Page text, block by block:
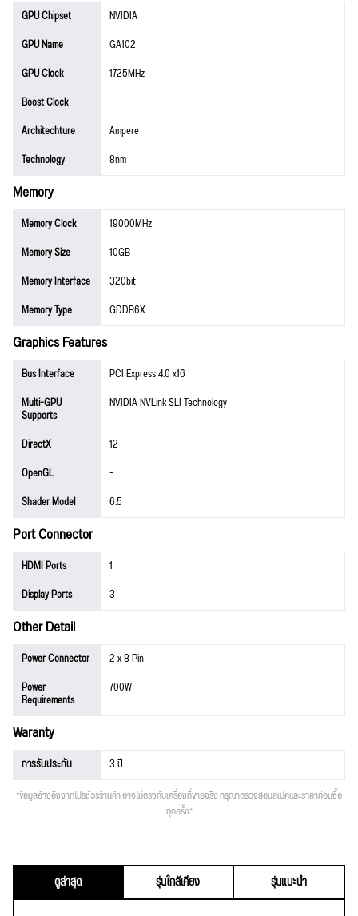
GPU Chipset
NVIDIA
GPU Name
GA102
GPU Clock
1725MHz
Boost Clock
-
Architechture
Ampere
Technology
8nm
Memory
Memory Clock
19000MHz
Memory Size
10GB
Memory Interface
320bit
Memory Type
GDDR6X
Graphics Features
Bus Interface
PCI Express 4.0 x16
Multi-GPU
Supports
NVIDIA NVLink SLI Technology
DirectX
12
OpenGL
-
Shader Model
6.5
Port Connector
HDMI Ports
1
Display Ports
3
Other Detail
Power Connector
2 x 8 Pin
Power
Requirements
700W
Waranty
การรับประกัน 3 ปี
*ข้อมูลอ้างอิงจากโปรชัวร์ร้านค้า อาจไม่ตรงกับเครื่องที่ขายจริง กรุณาตรวจสอบสเปคและราคาก่อนซื้อ
ทุกครั้ง*
ดูล่าสุด รุ่นใกล้เคียง
รุ่นแนะนำ